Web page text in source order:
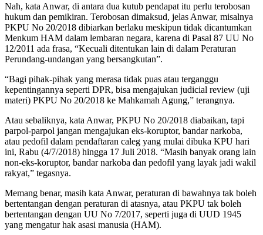
Nah, kata Anwar, di antara dua kutub pendapat itu perlu terobosan
hukum dan pemikiran. Terobosan dimaksud, jelas Anwar, misalnya
PKPU No 20/2018 dibiarkan berlaku meskipun tidak dicantumkan
Menkum HAM dalam lembaran negara, karena di Pasal 87 UU No
12/2011 ada frasa, “Kecuali ditentukan lain di dalam Peraturan
Perundang-undangan yang bersangkutan”.
“Bagi pihak-pihak yang merasa tidak puas atau terganggu
kepentingannya seperti DPR, bisa mengajukan judicial review (uji
materi) PKPU No 20/2018 ke Mahkamah Agung,” terangnya.
Atau sebaliknya, kata Anwar, PKPU No 20/2018 diabaikan, tapi
parpol-parpol jangan mengajukan eks-koruptor, bandar narkoba,
atau pedofil dalam pendaftaran caleg yang mulai dibuka KPU hari
ini, Rabu (4/7/2018) hingga 17 Juli 2018. “Masih banyak orang lain
non-eks-koruptor, bandar narkoba dan pedofil yang layak jadi wakil
rakyat,” tegasnya.
Memang benar, masih kata Anwar, peraturan di bawahnya tak boleh
bertentangan dengan peraturan di atasnya, atau PKPU tak boleh
bertentangan dengan UU No 7/2017, seperti juga di UUD 1945
yang mengatur hak asasi manusia (HAM).